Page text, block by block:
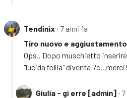
Tendinix ∙ 7 anni fa
Tiro nuovo e
Ops.. Dopo muschietto
"lucida follia" diventa 7c...merci!
Giulia - gi erre [admin] ∙